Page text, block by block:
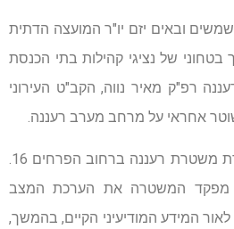
ובאים יזם יו"ר המועצה הדתית
של נציגי קהילות בתי הכנסת
רפ"ק מאיר נווה, הקב"ט העירוני
אחראי על מרחב מערב רעננה.
המפגשים מתקיימים בנקודת משטרת רעננה ברחוב הפרחים 16.
מפקד המשטרה את הערכת המצב
המידע המודיעיני הקיים, בהמשך,